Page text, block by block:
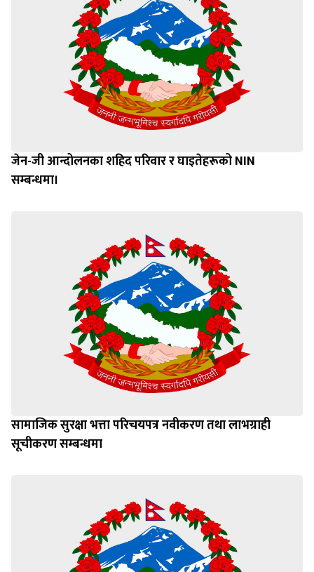
जेन-जी आन्दोलनका शहिद परिवार र घाइतेहरूको NIN
सम्बन्धमा।
सामाजिक सुरक्षा भत्ता परिचयपत्र नवीकरण तथा लाभग्राही
सूचीकरण सम्बन्धमा